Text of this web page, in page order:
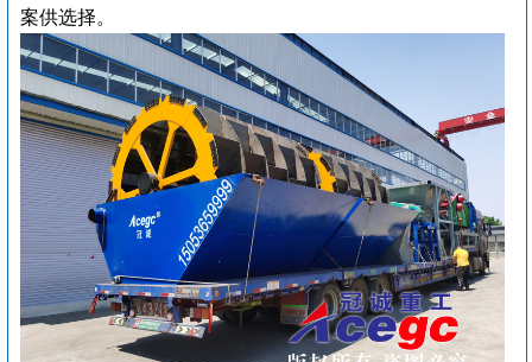
案供选择。